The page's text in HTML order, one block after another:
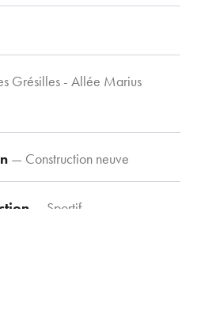
Grésilles - Allée Marius
— Construction neuve
— Sportif
d’accès
30
30